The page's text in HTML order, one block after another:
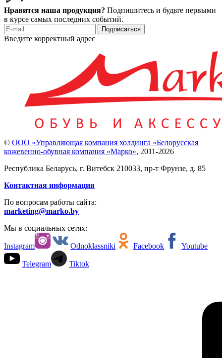
Нравится наша продукция? Подпишитесь и будьте первыми
в курсе самых последних событий.
Подписаться
Введите корректный адрес
© ООО «Управляющая компания холдинга «Белорусская
кожевенно-обувная компания «Марко», 2011-2026
Республика Беларусь, г. Витебск 210033, пр-т Фрунзе, д. 85
Контактная информация
По вопросам работы сайта:
marketing@marko.by
Мы в социальных сетях:
Instagram Odnoklassniki Facebook Youtube
Telegram Tiktok